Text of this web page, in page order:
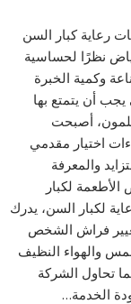
رعاية كبار السن
نظرًا لحساسية
وكمية الخبرة
يجب أن يتمتع بها
أصبحت
اختيار مقدمي
والمعرفة
لكبار
لكبار السن، يدرك
فراش الشخص
والهواء النظيف
تحاول الشركة
الخدمة…